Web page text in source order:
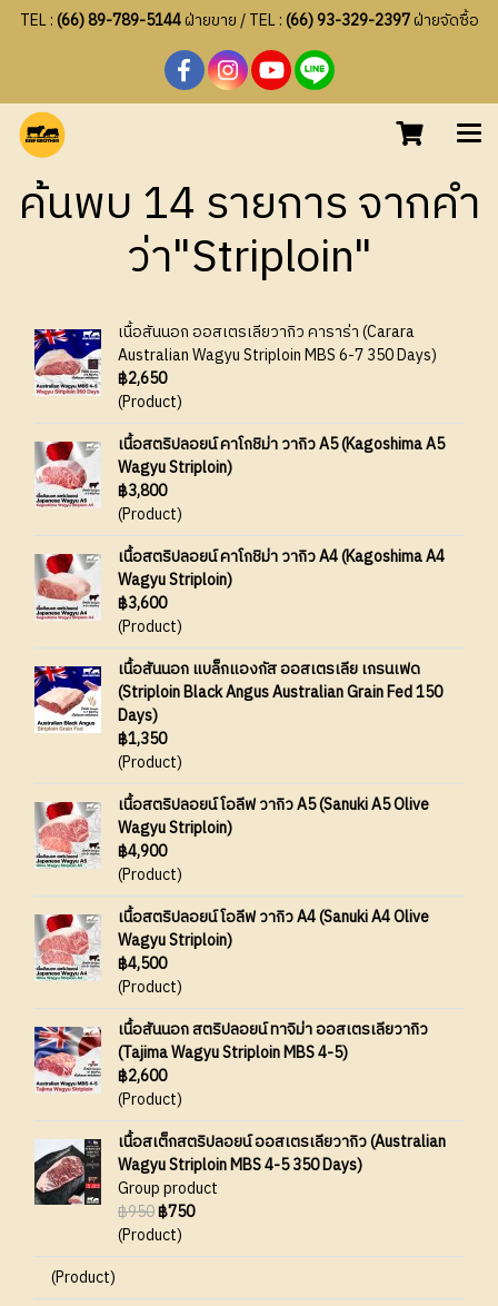
TEL :(66) 89-789-5144ฝ่ายขาย / TEL :(66) 93-329-2397ฝ่ายจัดซื้อ
ค้นพบ 14 รายการ จากคำ
ว่า"Striploin"
เนื้อสันนอก ออสเตรเลียวากิว คาราร่า (Carara
Australian Wagyu Striploin MBS 6-7 350 Days)
฿2,650
(Product)
เนื้อสตริปลอยน์ คาโกชิม่า วากิว A5 (Kagoshima A5
Wagyu Striploin)
฿3,800
(Product)
เนื้อสตริปลอยน์ คาโกชิม่า วากิว A4 (Kagoshima A4
Wagyu Striploin)
฿3,600
(Product)
เนื้อสันนอก แบล็กแองกัส ออสเตรเลีย เกรนเฟด
(Striploin Black Angus Australian Grain Fed 150
Days)
฿1,350
(Product)
เนื้อสตริปลอยน์ โอลีฟ วากิว A5 (Sanuki A5 Olive
Wagyu Striploin)
฿4,900
(Product)
เนื้อสตริปลอยน์ โอลีฟ วากิว A4 (Sanuki A4 Olive
Wagyu Striploin)
฿4,500
(Product)
เนื้อสันนอก สตริปลอยน์ ทาจิม่า ออสเตรเลียวากิว
(Tajima Wagyu Striploin MBS 4-5)
฿2,600
(Product)
เนื้อสเต็กสตริปลอยน์ ออสเตรเลียวากิว (Australian
Wagyu Striploin MBS 4-5 350 Days)
Group product
฿950฿750
(Product)
(Product)